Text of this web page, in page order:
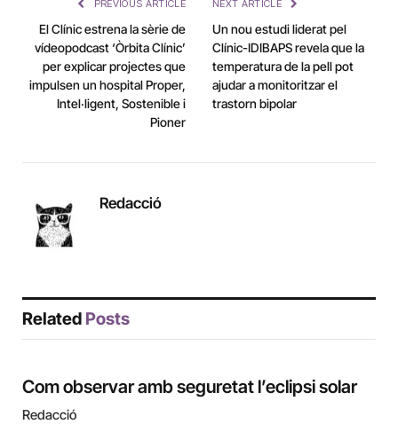
PREVIOUS ARTICLE
El Clínic estrena la sèrie de
vídeopodcast ‘Òrbita Clínic’
per explicar projectes que
impulsen un hospital Proper,
Intel·ligent, Sostenible i
Pioner
NEXT ARTICLE
Un nou estudi liderat pel
Clínic-IDIBAPS revela que la
temperatura de la pell pot
ajudar a monitoritzar el
trastorn bipolar
Redacció
Related Posts
Com observar amb seguretat l’eclipsi solar
Redacció